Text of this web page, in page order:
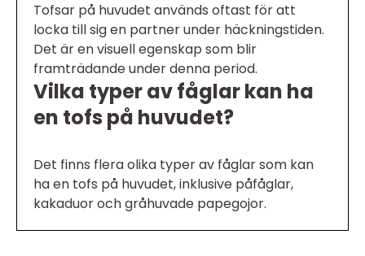
Tofsar på huvudet används oftast för att
locka till sig en partner under häckningstiden.
Det är en visuell egenskap som blir
framträdande under denna period.
Vilka typer av fåglar kan ha
en tofs på huvudet?
Det finns flera olika typer av fåglar som kan
ha en tofs på huvudet, inklusive påfåglar,
kakaduor och gråhuvade papegojor.